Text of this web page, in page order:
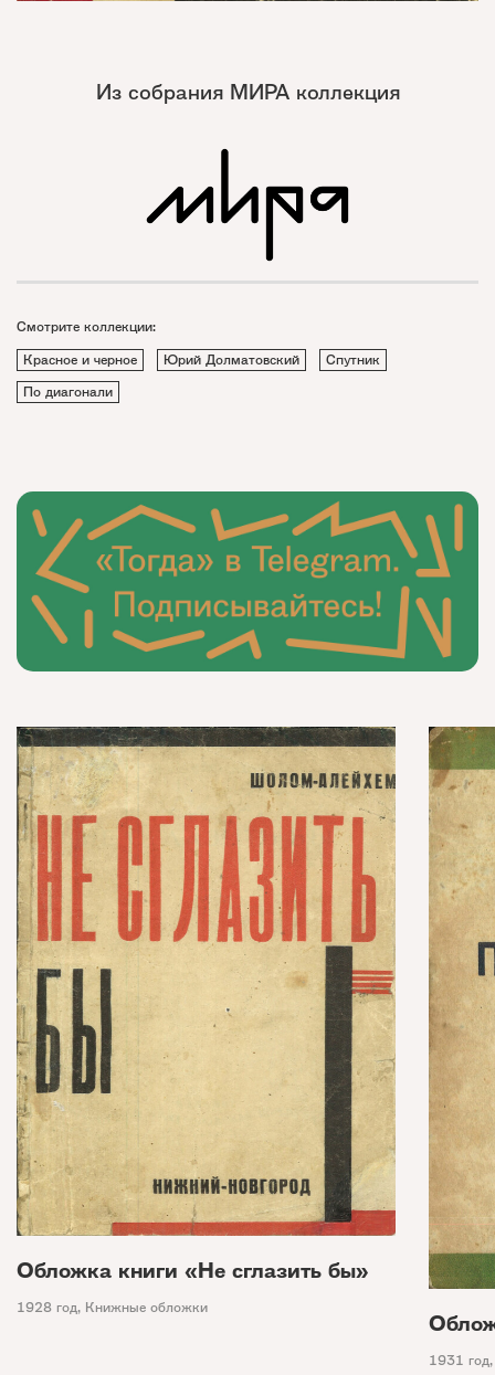
Из собрания МИРА коллекция
Смотрите коллекции:
Красное и черное
Юрий Долматовский
Спутник
По диагонали
Обложка книги «Не сглазить бы»
1928 год, Книжные обложки
1931 год